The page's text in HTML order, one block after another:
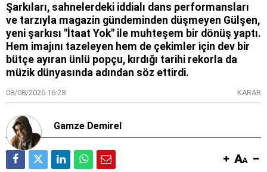
Şarkıları, sahnelerdeki iddialı dans performansları
ve tarzıyla magazin gündeminden düşmeyen Gülşen,
yeni şarkısı "İtaat Yok" ile muhteşem bir dönüş yaptı.
Hem imajını tazeleyen hem de çekimler için dev bir
bütçe ayıran ünlü popçu, kırdığı tarihi rekorla da
müzik dünyasında adından söz ettirdi.
08/08/2026 16:28 KARAR
Gamze Demirel